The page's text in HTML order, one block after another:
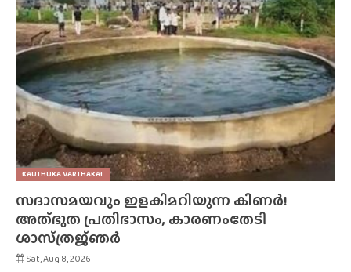
KAUTHUKA VARTHAKAL
സദാസമയവും ഇളകിമറിയുന്ന കിണർ!
അത്‌ഭുത പ്രതിഭാസം, കാരണംതേടി
ശാസ്‌ത്രജ്‌ഞർ
Sat, Aug 8, 2026